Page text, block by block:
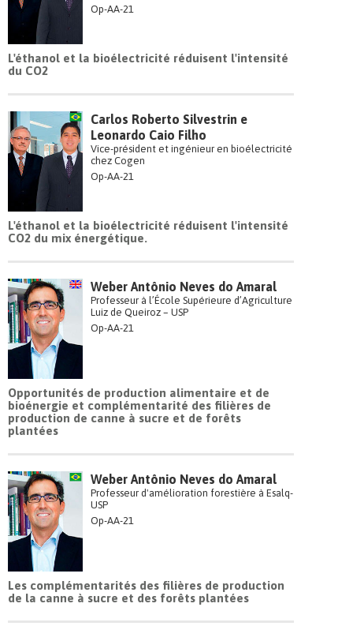
Op-AA-21
L'éthanol et la bioélectricité réduisent l'intensité
du CO2
Carlos Roberto Silvestrin e
Leonardo Caio Filho
Vice-président et ingénieur en bioélectricité
chez Cogen
Op-AA-21
L'éthanol et la bioélectricité réduisent l'intensité
CO2 du mix énergétique.
Weber Antônio Neves do Amaral
Professeur à l’École Supérieure d’Agriculture
Luiz de Queiroz – USP
Op-AA-21
Opportunités de production alimentaire et de
bioénergie et complémentarité des filières de
production de canne à sucre et de forêts
plantées
Weber Antônio Neves do Amaral
Professeur d'amélioration forestière à Esalq-
USP
Op-AA-21
Les complémentarités des filières de production
de la canne à sucre et des forêts plantées